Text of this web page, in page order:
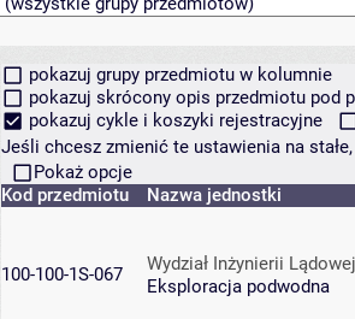
pokazuj grupy przedmiotu w kolumnie
pokazuj skrócony opis przedmiotu pod
pokazuj cykle i koszyki rejestracyjne
Jeśli chcesz zmienić te ustawienia na
Pokaż opcje
Kod przedmiotu
Nazwa jednostki
100-100-1S-067
Wydział Inżynierii
Eksploracja podwodna